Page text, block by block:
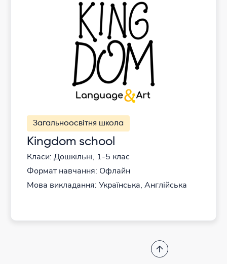
Загальноосвітня школа
Kingdom school
Класи: Дошкільні, 1-5 клас
Формат навчання: Офлайн
Мова викладання: Українська, Англійська